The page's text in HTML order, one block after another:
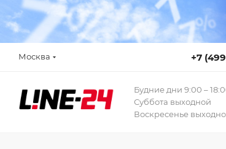
Москва +7
Будние дни 9:00 –
Суббота выходной
Воскресенье